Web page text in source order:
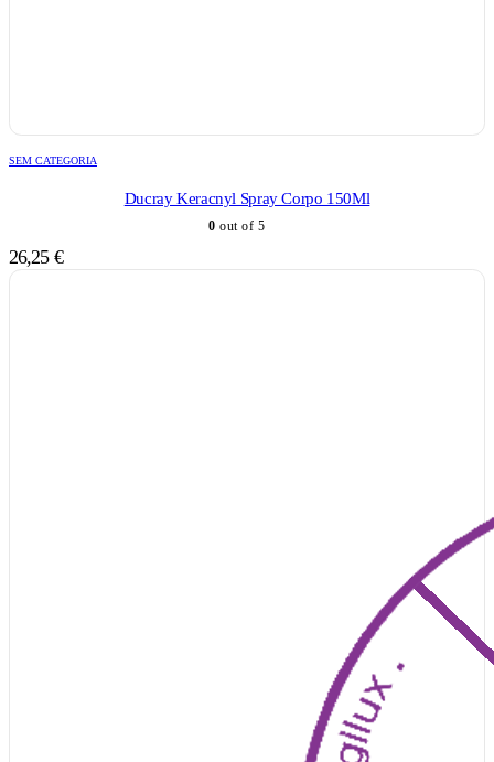
SEM CATEGORIA
Ducray Keracnyl Spray Corpo 150Ml
0 out of 5
26,25 €